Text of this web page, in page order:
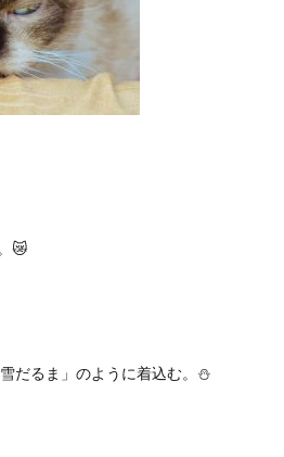
😿
だるま」のように着込む。 ⛄️